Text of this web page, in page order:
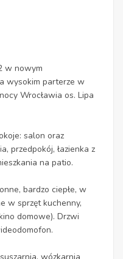
w nowym
wysokim parterze w
Wrocławia os. Lipa
salon oraz
przedpokój, łazienka z
na patio.
bardzo ciepłe, w
w sprzęt kuchenny,
domowe). Drzwi